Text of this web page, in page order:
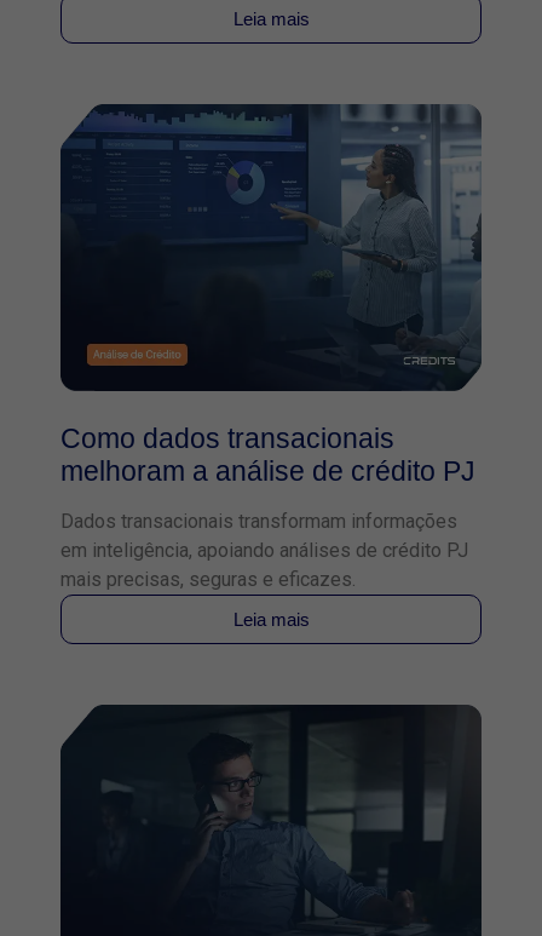
Leia mais
Como dados transacionais
melhoram a análise de crédito PJ
Dados transacionais transformam informações
em inteligência, apoiando análises de crédito PJ
mais precisas, seguras e eficazes.
Leia mais